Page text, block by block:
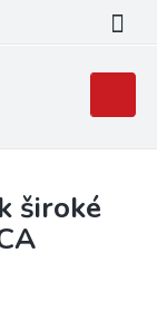
košík
široké